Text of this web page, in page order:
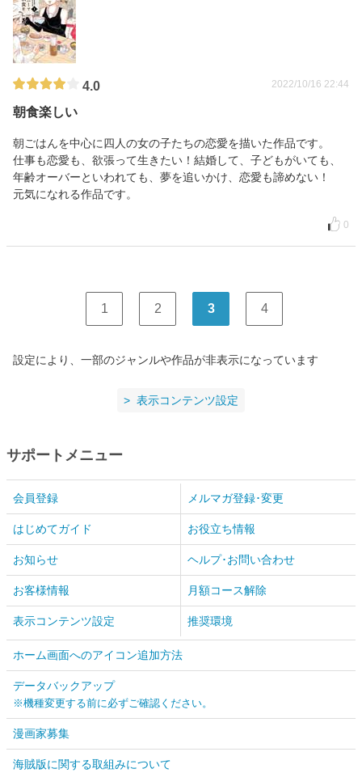
4.0 2022/10/16 22:44
朝食楽しい
朝ごはんを中心に四人の女の子たちの恋愛を描いた作品です。
仕事も恋愛も、欲張って生きたい！結婚して、子どもがいても、
年齢オーバーといわれても、夢を追いかけ、恋愛も諦めない！
元気になれる作品です。
0
1 2 3 4
設定により、一部のジャンルや作品が非表示になっています
表示コンテンツ設定
サポートメニュー
会員登録 メルマガ登録･変更
はじめてガイド お役立ち情報
お知らせ ヘルプ･お問い合わせ
お客様情報 月額コース解除
表示コンテンツ設定 推奨環境
ホーム画面へのアイコン追加方法
データバックアップ
※機種変更する前に必ずご確認ください。
漫画家募集
海賊版に関する取組みについて